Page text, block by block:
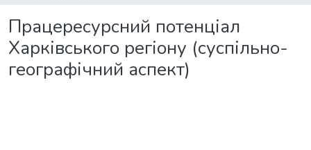
Працересурсний потенціал
Харківського регіону (суспільно-
географічний аспект)